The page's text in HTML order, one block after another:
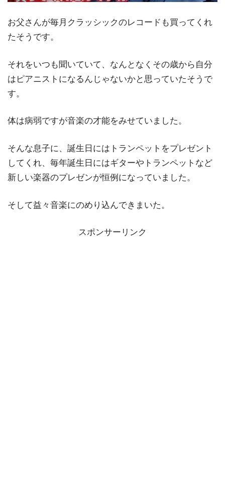
お父さんが毎月クラッシックのレコードも買ってくれ
たそうです。
それをいつも聞いていて、なんとなくその歳から自分
はピアニストになるんじゃないかと思っていたそうで
す。
体は病弱ですが音楽の才能をみせていました。
そんな息子に、誕生日にはトランペットをプレゼント
してくれ、毎年誕生日にはギターやトランペットなど
新しい楽器のプレゼンが恒例になっていました。
そして益々音楽にのめり込んできまいた。
スポンサーリンク